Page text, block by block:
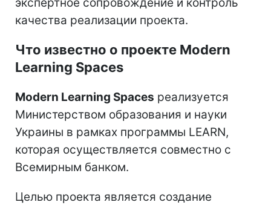
экспертное сопровождение и контроль
качества реализации проекта.
Что известно о проекте Modern
Learning Spaces
Modern Learning Spaces реализуется
Министерством образования и науки
Украины в рамках программы LEARN,
которая осуществляется совместно с
Всемирным банком.
Целью проекта является создание